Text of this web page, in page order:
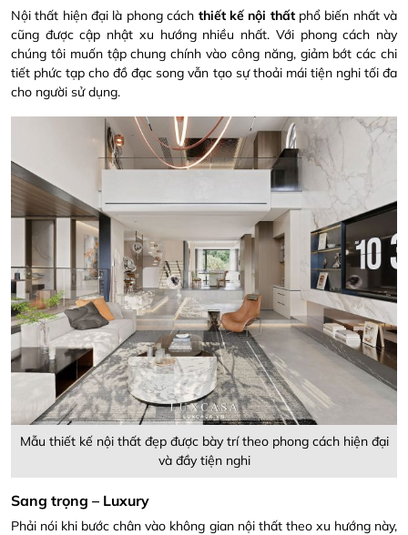
Nội thất hiện đại là phong cách thiết kế nội thấtphổ biến nhất và
cũng được cập nhật xu hướng nhiều nhất. Với phong cách này
chúng tôi muốn tập chung chính vào công năng, giảm bớt các chi
tiết phức tạp cho đồ đạc song vẫn tạo sự thoải mái tiện nghi tối đa
cho người sử dụng.
Mẫu thiết kế nội thất đẹp được bày trí theo phong cách hiện đại
và đầy tiện nghi
Sang trọng – Luxury
Phải nói khi bước chân vào không gian nội thất theo xu hướng này,